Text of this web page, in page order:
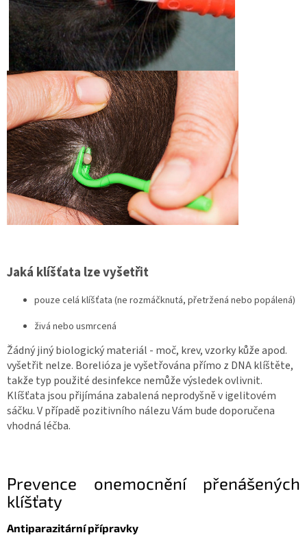
Jaká klíšťata lze vyšetřit
pouze celá klíšťata (ne rozmáčknutá, přetržená nebo popálená)
živá nebo usmrcená
Žádný jiný biologický materiál - moč, krev, vzorky kůže apod.
vyšetřit nelze. Borelióza je vyšetřována přímo z DNA klíštěte,
takže typ použité desinfekce nemůže výsledek ovlivnit.
Klíšťata jsou přijímána zabalená neprodyšně v igelitovém
sáčku. V případě pozitivního nálezu Vám bude doporučena
vhodná léčba.
Prevence onemocnění přenášených
klíšťaty
Antiparazitární přípravky